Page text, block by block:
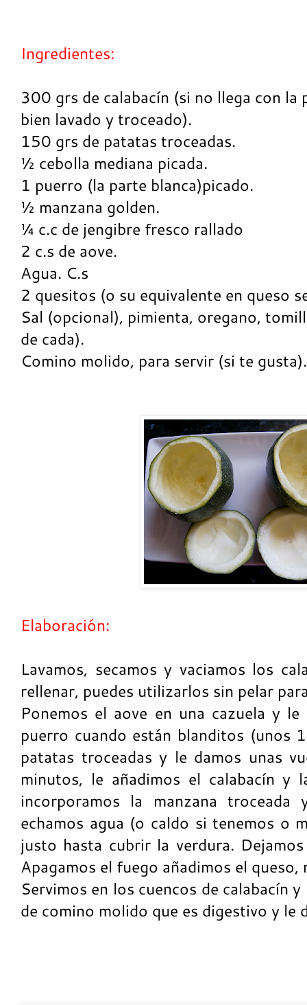
Ingredientes:
300 grs de calabacín (si no llega con la
bien lavado y troceado).
150 grs de patatas troceadas.
½ cebolla mediana picada.
1 puerro (la parte blanca)picado.
½ manzana golden.
¼ c.c de jengibre fresco rallado
2 c.s de aove.
Agua. C.s
2 quesitos (o su equivalente en queso
Sal (opcional), pimienta, oregano,
de cada).
Comino molido, para servir (si te gusta).
Elaboración:
Lavamos, secamos y vaciamos los
rellenar, puedes utilizarlos sin pelar
Ponemos el aove en una cazuela y
puerro cuando están blanditos (unos
patatas troceadas y le damos unas
minutos, le añadimos el calabacín y
incorporamos la manzana
echamos agua (o caldo si tenemos o
justo hasta cubrir la verdura.
Apagamos el fuego añadimos el
Servimos en los cuencos de calabacín
de comino molido que es digestivo y le